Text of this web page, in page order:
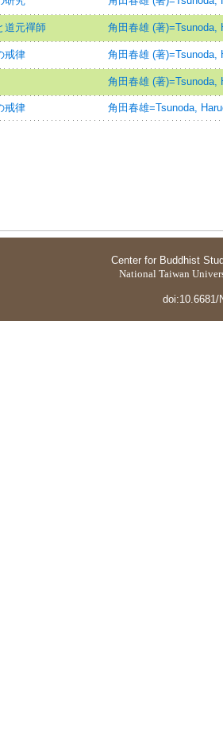
道元禪師 角田春雄 (著)=Tsunoda,
戒律 角田春雄 (著)=Tsunoda,
角田春雄 (著)=Tsunoda,
戒律 角田春雄=Tsunoda,
Center for Buddhist
National Taiwan
doi:10.6681/